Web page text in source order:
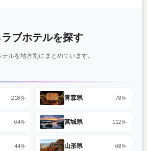
ブホテルを探す
ルを地方別にまとめています。
218件 青森県 70件
64件 宮城県 112件
44件 山形県 60件